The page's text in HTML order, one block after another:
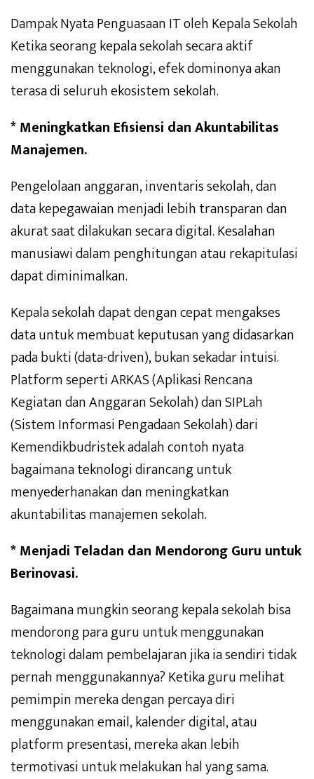
Dampak Nyata Penguasaan IT oleh Kepala Sekolah
Ketika seorang kepala sekolah secara aktif
menggunakan teknologi, efek dominonya akan
terasa di seluruh ekosistem sekolah.
* Meningkatkan Efisiensi dan Akuntabilitas
Manajemen.
Pengelolaan anggaran, inventaris sekolah, dan
data kepegawaian menjadi lebih transparan dan
akurat saat dilakukan secara digital. Kesalahan
manusiawi dalam penghitungan atau rekapitulasi
dapat diminimalkan.
Kepala sekolah dapat dengan cepat mengakses
data untuk membuat keputusan yang didasarkan
pada bukti (data-driven), bukan sekadar intuisi.
Platform seperti ARKAS (Aplikasi Rencana
Kegiatan dan Anggaran Sekolah) dan SIPLah
(Sistem Informasi Pengadaan Sekolah) dari
Kemendikbudristek adalah contoh nyata
bagaimana teknologi dirancang untuk
menyederhanakan dan meningkatkan
akuntabilitas manajemen sekolah.
* Menjadi Teladan dan Mendorong Guru untuk
Berinovasi.
Bagaimana mungkin seorang kepala sekolah bisa
mendorong para guru untuk menggunakan
teknologi dalam pembelajaran jika ia sendiri tidak
pernah menggunakannya? Ketika guru melihat
pemimpin mereka dengan percaya diri
menggunakan email, kalender digital, atau
platform presentasi, mereka akan lebih
termotivasi untuk melakukan hal yang sama.